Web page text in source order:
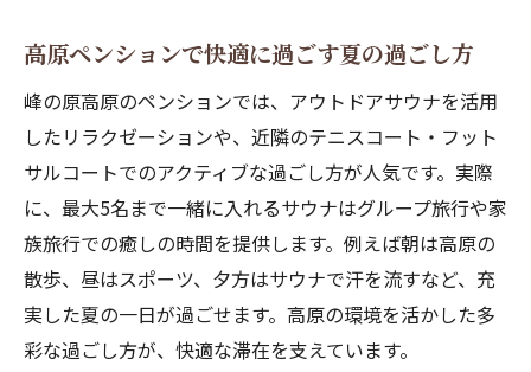
高原ペンションで快適に過ごす夏の過ごし方
峰の原高原のペンションでは、アウトドアサウナを活用
したリラクゼーションや、近隣のテニスコート・フット
サルコートでのアクティブな過ごし方が人気です。実際
に、最大5名まで一緒に入れるサウナはグループ旅行や家
族旅行での癒しの時間を提供します。例えば朝は高原の
散歩、昼はスポーツ、夕方はサウナで汗を流すなど、充
実した夏の一日が過ごせます。高原の環境を活かした多
彩な過ごし方が、快適な滞在を支えています。